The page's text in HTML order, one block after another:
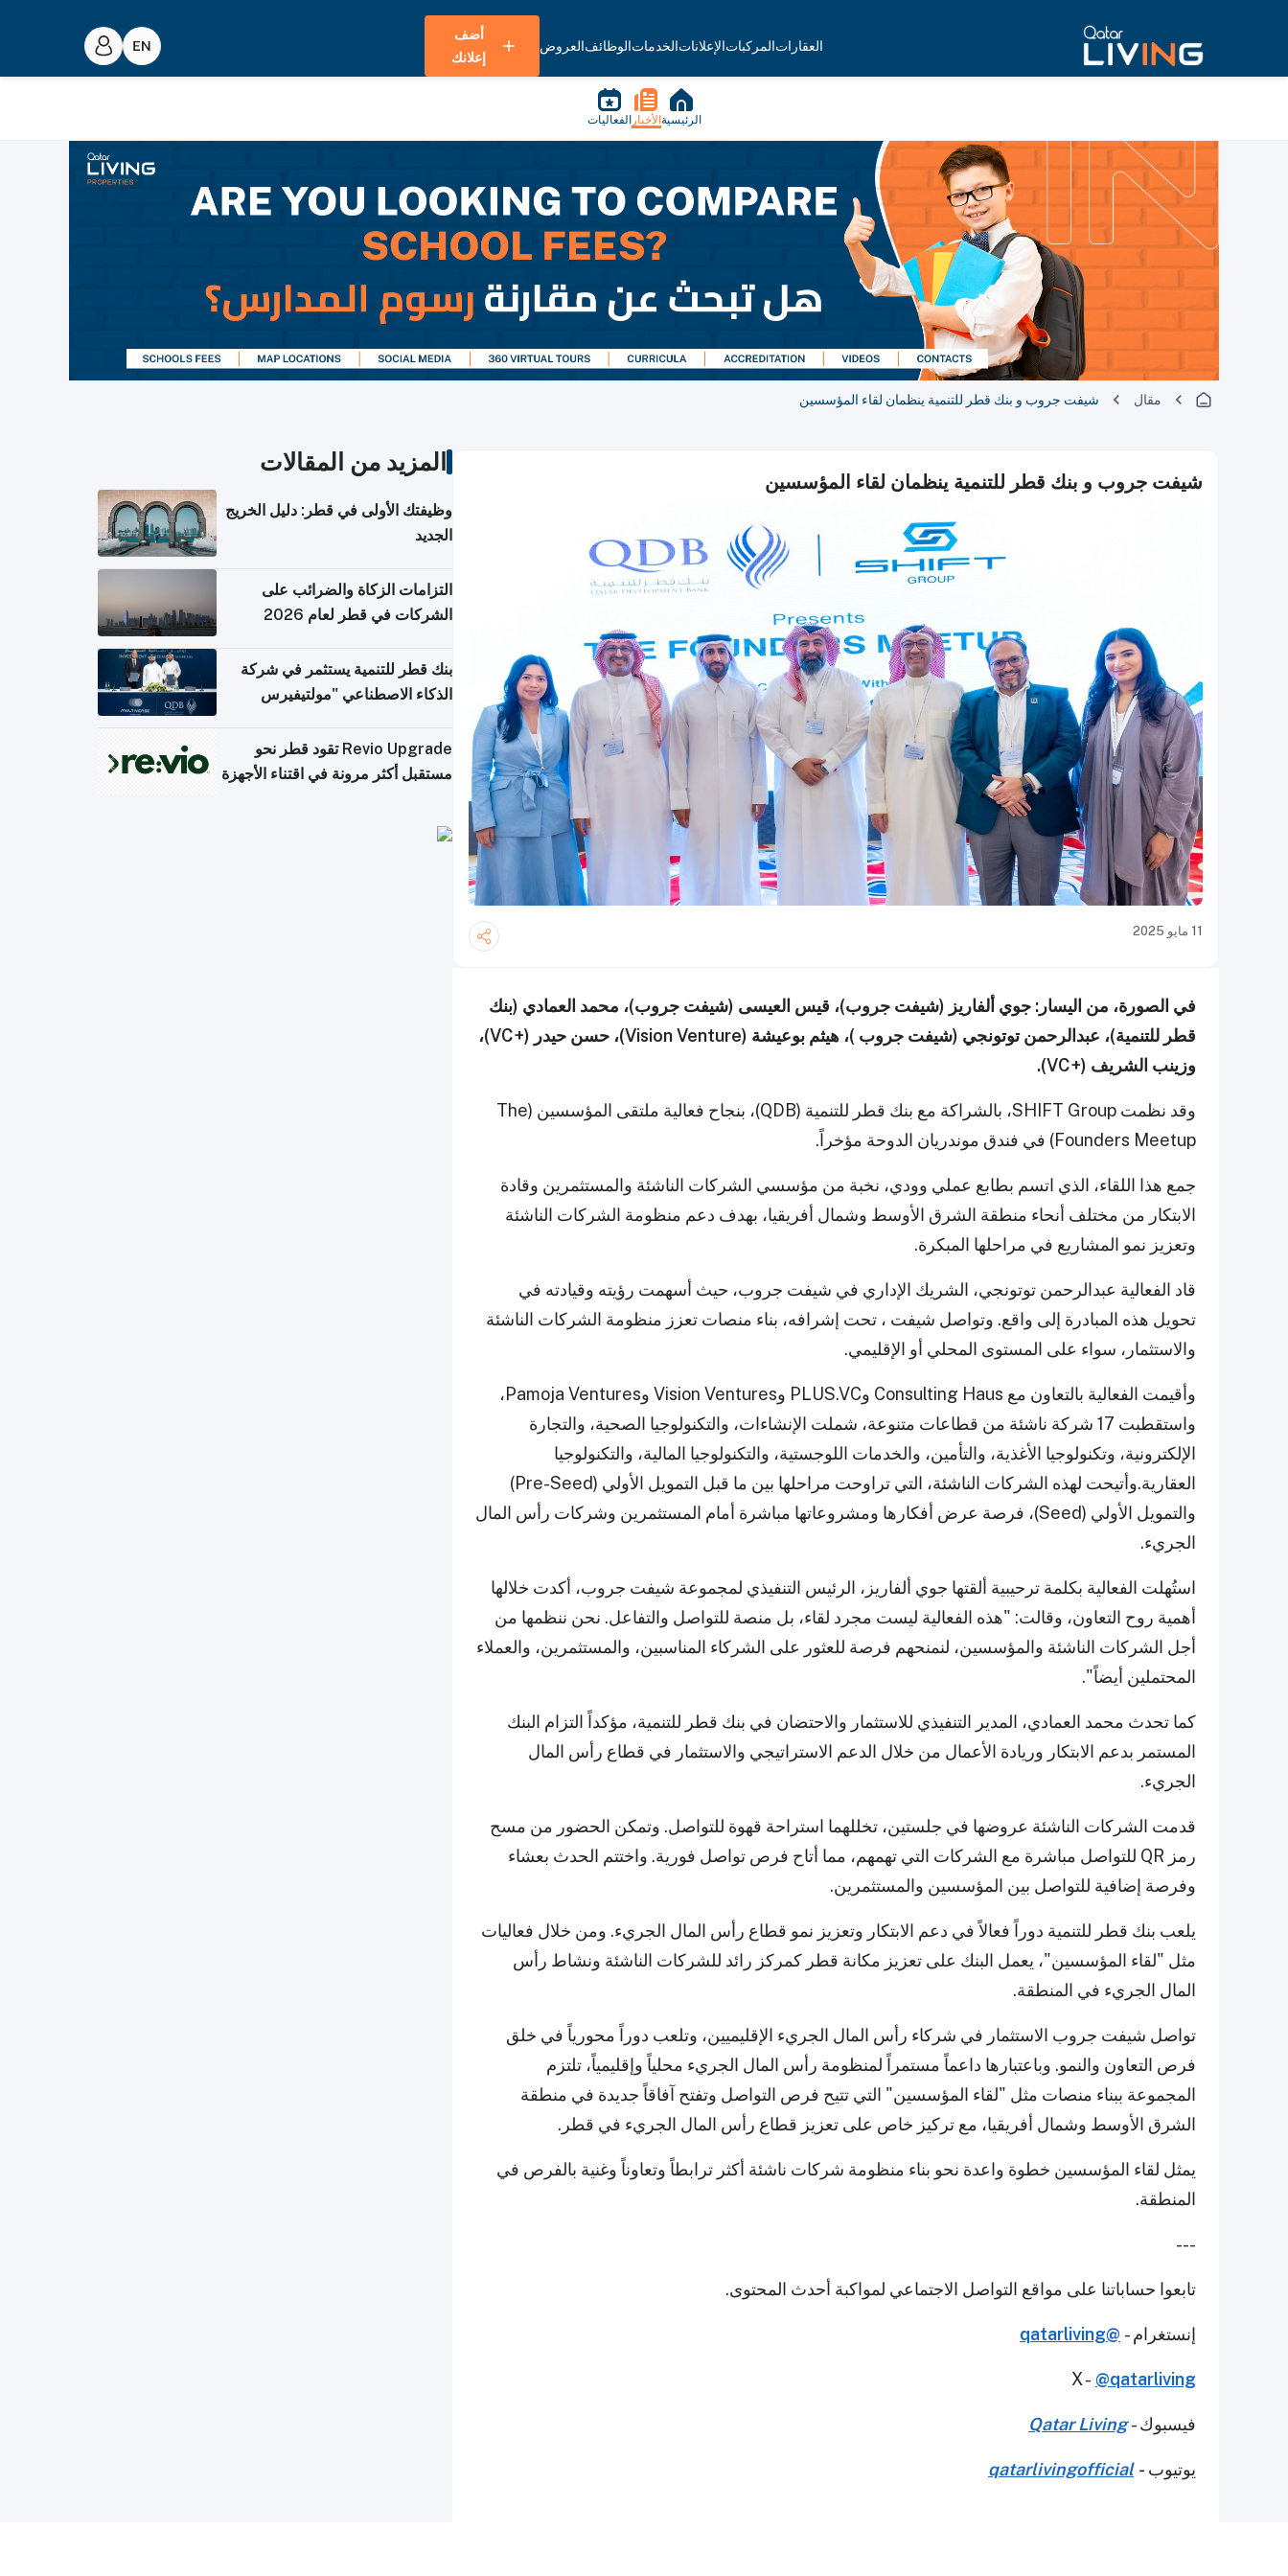
العقاراتالمركباتالإعلاناتالخدماتالوظائفالعروض
أضف
إعلانك
الرئيسية الأخبار الفعاليات
مقال شيفت جروب و بنك قطر للتنمية ينظمان لقاء المؤسسين
شيفت جروب و بنك قطر للتنمية ينظمان لقاء المؤسسين
11 مايو 2025
في الصورة، من اليسار: جوي ألفاريز (شيفت جروب)، قيس العيسى (شيفت جروب)، محمد العمادي (بنك
قطر للتنمية)، عبدالرحمن توتونجي (شيفت جروب )، هيثم بوعيشة (Vision Venture)، حسن حيدر (+VC)،
وزينب الشريف (+VC).
وقد نظمت SHIFT Group، بالشراكة مع بنك قطر للتنمية (QDB)، بنجاح فعالية ملتقى المؤسسين (The
Founders Meetup) في فندق موندريان الدوحة مؤخراً.
جمع هذا اللقاء، الذي اتسم بطابع عملي وودي، نخبة من مؤسسي الشركات الناشئة والمستثمرين وقادة
الابتكار من مختلف أنحاء منطقة الشرق الأوسط وشمال أفريقيا، بهدف دعم منظومة الشركات الناشئة
وتعزيز نمو المشاريع في مراحلها المبكرة.
قاد الفعالية عبدالرحمن توتونجي، الشريك الإداري في شيفت جروب، حيث أسهمت رؤيته وقيادته في
تحويل هذه المبادرة إلى واقع. وتواصل شيفت ، تحت إشرافه، بناء منصات تعزز منظومة الشركات الناشئة
والاستثمار، سواء على المستوى المحلي أو الإقليمي.
وأقيمت الفعالية بالتعاون مع Consulting Haus وPLUS.VC وVision Ventures وPamoja Ventures،
واستقطبت 17 شركة ناشئة من قطاعات متنوعة، شملت الإنشاءات، والتكنولوجيا الصحية، والتجارة
الإلكترونية، وتكنولوجيا الأغذية، والتأمين، والخدمات اللوجستية، والتكنولوجيا المالية، والتكنولوجيا
العقارية.وأتيحت لهذه الشركات الناشئة، التي تراوحت مراحلها بين ما قبل التمويل الأولي (Pre-Seed)
والتمويل الأولي (Seed)، فرصة عرض أفكارها ومشروعاتها مباشرة أمام المستثمرين وشركات رأس المال
الجريء.
استُهلت الفعالية بكلمة ترحيبية ألقتها جوي ألفاريز، الرئيس التنفيذي لمجموعة شيفت جروب، أكدت خلالها
أهمية روح التعاون، وقالت: "هذه الفعالية ليست مجرد لقاء، بل منصة للتواصل والتفاعل. نحن ننظمها من
أجل الشركات الناشئة والمؤسسين، لنمنحهم فرصة للعثور على الشركاء المناسبين، والمستثمرين، والعملاء
المحتملين أيضاً".
كما تحدث محمد العمادي، المدير التنفيذي للاستثمار والاحتضان في بنك قطر للتنمية، مؤكداً التزام البنك
المستمر بدعم الابتكار وريادة الأعمال من خلال الدعم الاستراتيجي والاستثمار في قطاع رأس المال
الجريء.
قدمت الشركات الناشئة عروضها في جلستين، تخللهما استراحة قهوة للتواصل. وتمكن الحضور من مسح
رمز QR للتواصل مباشرة مع الشركات التي تهمهم، مما أتاح فرص تواصل فورية. واختتم الحدث بعشاء
وفرصة إضافية للتواصل بين المؤسسين والمستثمرين.
يلعب بنك قطر للتنمية دوراً فعالاً في دعم الابتكار وتعزيز نمو قطاع رأس المال الجريء. ومن خلال فعاليات
مثل "لقاء المؤسسين"، يعمل البنك على تعزيز مكانة قطر كمركز رائد للشركات الناشئة ونشاط رأس
المال الجريء في المنطقة.
تواصل شيفت جروب الاستثمار في شركاء رأس المال الجريء الإقليميين، وتلعب دوراً محورياً في خلق
فرص التعاون والنمو. وباعتبارها داعماً مستمراً لمنظومة رأس المال الجريء محلياً وإقليمياً، تلتزم
المجموعة ببناء منصات مثل "لقاء المؤسسين" التي تتيح فرص التواصل وتفتح آفاقاً جديدة في منطقة
الشرق الأوسط وشمال أفريقيا، مع تركيز خاص على تعزيز قطاع رأس المال الجريء في قطر.
يمثل لقاء المؤسسين خطوة واعدة نحو بناء منظومة شركات ناشئة أكثر ترابطاً وتعاوناً وغنية بالفرص في
المنطقة.
---
تابعوا حساباتنا على مواقع التواصل الاجتماعي لمواكبة أحدث المحتوى.
إنستغرام - @qatarliving
X - @qatarliving
فيسبوك -Qatar Living
يوتيوب -
qatarlivingofficial
المزيد من المقالات
وظيفتك الأولى في قطر: دليل الخريج
الجديد
التزامات الزكاة والضرائب على
الشركات في قطر لعام 2026
بنك قطر للتنمية يستثمر في شركة
الذكاء الاصطناعي "مولتيفيرس
Revio Upgrade تقود قطر نحو
مستقبل أكثر مرونة في اقتناء الأجهزة